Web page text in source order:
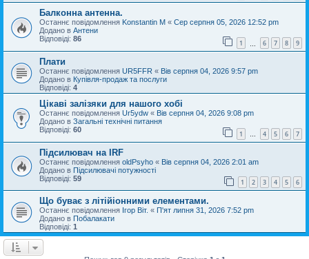
Балконна антенна.
Останнє повідомлення Konstantin M « Сер серпня 05, 2026 12:52 pm
Додано в Антени
Відповіді: 86 1 6 7 8 9
Плати
Останнє повідомлення UR5FFR « Вів серпня 04, 2026 9:57 pm
Додано в Купівля-продаж та послуги
Відповіді: 4
Цікаві залізяки для нашого хобі
Останнє повідомлення Ur5ydw « Вів серпня 04, 2026 9:08 pm
Додано в Загальні технічні питання
Відповіді: 60 1 … 4 5 6 7
Підсилювач на IRF
Останнє повідомлення oldPsyho « Вів серпня 04, 2026 2:01 am
Додано в Підсилювачі потужності
Відповіді: 59 1 2 3 4 5 6
Що буває з літійіонними елементами.
Останнє повідомлення Ігор Віт. « П'ят липня 31, 2026 7:52 pm
Додано в Побалакати
Відповіді: 1